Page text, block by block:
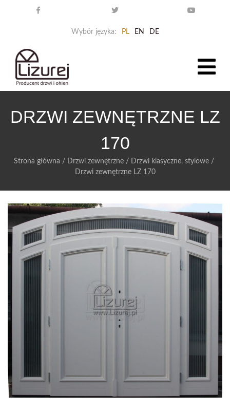
Wybór języka: PL EN DE
DRZWI ZEWNĘTRZNE LZ
170
Strona główna / Drzwi zewnętrzne / Drzwi klasyczne, stylowe /
Drzwi zewnętrzne LZ 170